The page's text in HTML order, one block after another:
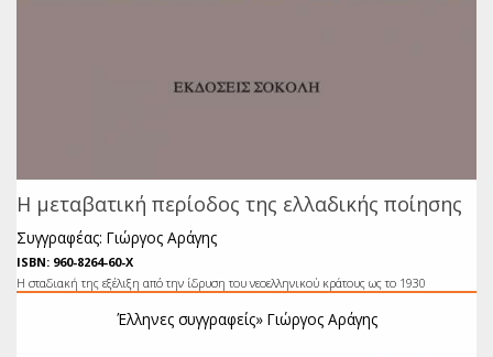
Η μεταβατική περίοδος της ελλαδικής ποίησης
Συγγραφέας: Γιώργος Αράγης
ISBN: 960-8264-60-Χ
Η σταδιακή της εξέλιξη από την ίδρυση του νεοελληνικού κράτους ως το 1930
Έλληνες συγγραφείς»Γιώργος Αράγης